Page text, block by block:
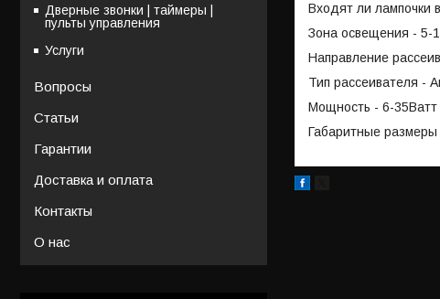
Входят ли лампочки
Зона освещения - 5-
Направление
Тип рассеивателя -
Мощность - 6-35Ватт
Габаритные размеры
Дверные звонки | таймеры |
пульты управления
Услуги
Вопросы
Статьи
Гарантии
Доставка и оплата
Контакты
О нас